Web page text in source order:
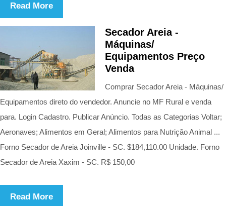
Read More
Secador Areia -
Máquinas/
Equipamentos Preço
Venda
Comprar Secador Areia - Máquinas/
Equipamentos direto do vendedor. Anuncie no MF Rural e venda
para. Login Cadastro. Publicar Anúncio. Todas as Categorias Voltar;
Aeronaves; Alimentos em Geral; Alimentos para Nutrição Animal ...
Forno Secador de Areia Joinville - SC. $184,110.00 Unidade. Forno
Secador de Areia Xaxim - SC. R$ 150,00
Read More